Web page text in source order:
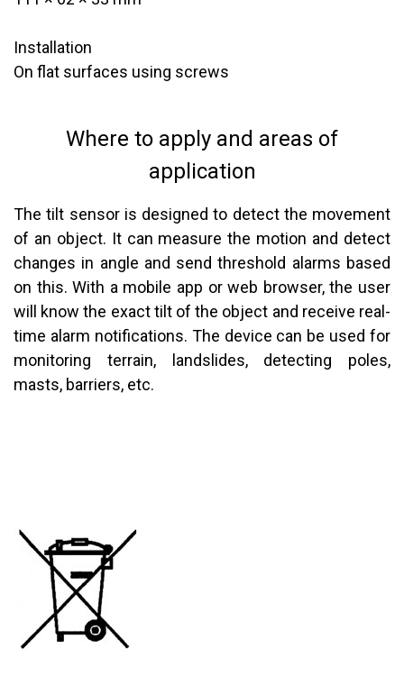
Installation
On flat surfaces using screws
Where to apply and areas of
application
The tilt sensor is designed to detect the movement
of an object. It can measure the motion and detect
changes in angle and send threshold alarms based
on this. With a mobile app or web browser, the user
will know the exact tilt of the object and receive real-
time alarm notifications. The device can be used for
monitoring terrain, landslides, detecting poles,
masts, barriers, etc.